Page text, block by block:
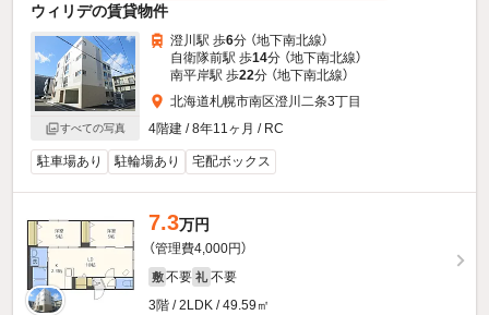
ウィリデの賃貸物件
すべての写真
澄川駅 歩6分 （地下南北線）
自衛隊前駅 歩14分 （地下南北線）
南平岸駅 歩22分 （地下南北線）
北海道札幌市南区澄川二条3丁目
4階建 / 8年11ヶ月 / RC
駐車場あり 駐輪場あり 宅配ボックス
7.3万円
（管理費4,000円）
敷 不要 礼 不要
3階 / 2LDK / 49.59㎡